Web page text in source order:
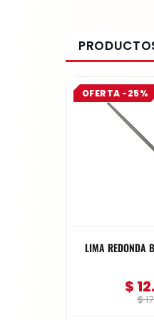
OFERTA -25%
$
$